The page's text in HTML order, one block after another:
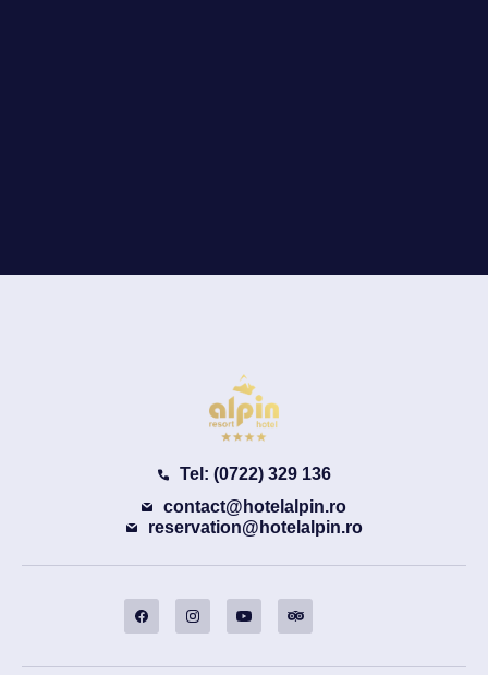
Tel: (0722) 329 136
contact@hotelalpin.ro
reservation@hotelalpin.ro